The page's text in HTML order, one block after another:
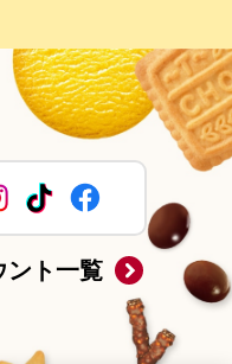
ント一覧